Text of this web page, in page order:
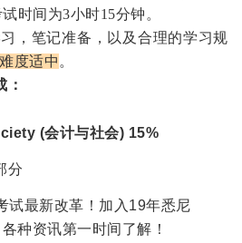
试时间为3小时15分钟。
，笔记准备，以及合理的学习规
难度适中 。
：
(会计与社会) 15%
分